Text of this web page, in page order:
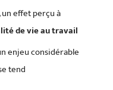
effet perçu à
de vie au travail
enjeu considérable
tend